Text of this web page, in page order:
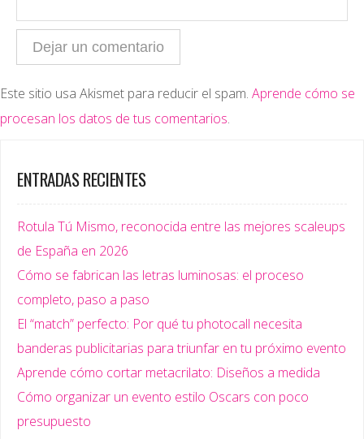
Este sitio usa Akismet para reducir el spam. Aprende cómo se
procesan los datos de tus comentarios.
ENTRADAS RECIENTES
Rotula Tú Mismo, reconocida entre las mejores scaleups
de España en 2026
Cómo se fabrican las letras luminosas: el proceso
completo, paso a paso
El “match” perfecto: Por qué tu photocall necesita
banderas publicitarias para triunfar en tu próximo evento
Aprende cómo cortar metacrilato: Diseños a medida
Cómo organizar un evento estilo Oscars con poco
presupuesto